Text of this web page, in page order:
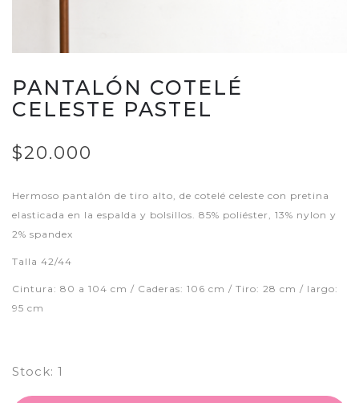
PANTALÓN COTELÉ
CELESTE PASTEL
$20.000
Hermoso pantalón de tiro alto, de cotelé celeste con pretina
elasticada en la espalda y bolsillos. 85% poliéster, 13% nylon y
2% spandex
Talla 42/44
Cintura: 80 a 104 cm / Caderas: 106 cm / Tiro: 28 cm / largo:
95 cm
Stock: 1